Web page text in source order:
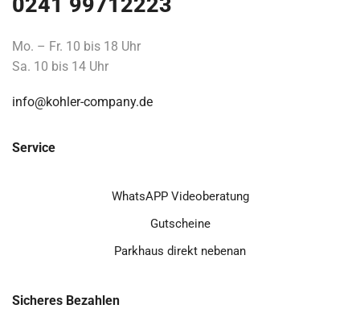
Mo. – Fr. 10 bis 18 Uhr
Sa. 10 bis 14 Uhr
info@kohler-company.de
Service
WhatsAPP Videoberatung
Gutscheine
Parkhaus direkt nebenan
Sicheres Bezahlen